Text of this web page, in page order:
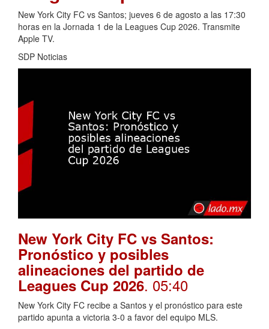
New York City FC vs Santos; jueves 6 de agosto a las 17:30
horas en la Jornada 1 de la Leagues Cup 2026. Transmite
Apple TV.
SDP Noticias
New York City FC vs Santos:
Pronóstico y posibles
alineaciones del partido de
Leagues Cup 2026. 05:40
New York City FC recibe a Santos y el pronóstico para este
partido apunta a victoria 3-0 a favor del equipo MLS.